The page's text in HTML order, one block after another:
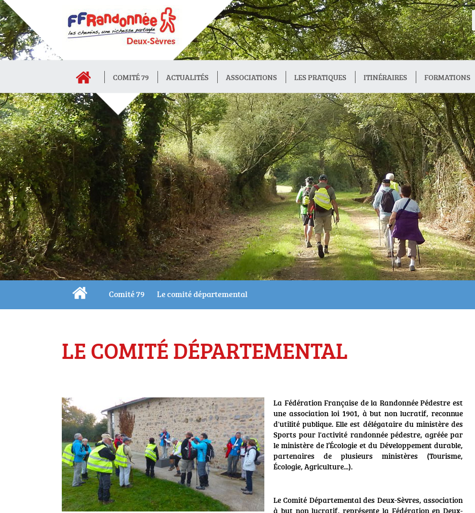
COMITÉ 79 ACTUALITÉS ASSOCIATIONS LES PRATIQUES ITINÉRAIRES FORMATIONS
INTRANET
Comité 79 Le comité départemental
LE COMITÉ DÉPARTEMENTAL
La Fédération Française de la Randonnée Pédestre est
une association loi 1901, à but non lucratif, reconnue
d'utilité publique. Elle est délégataire du ministère des
Sports pour l'activité randonnée pédestre, agréée par
le ministère de l’Écologie et du Développement durable,
partenaires de plusieurs ministères (Tourisme,
Écologie, Agriculture...).
Le Comité Départemental des Deux-Sèvres, association
à but non lucratif, représente la Fédération en Deux-